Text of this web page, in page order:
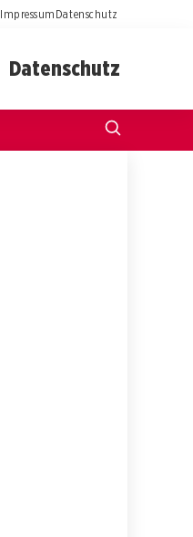
ImpressumDatenschutz
Datenschutz